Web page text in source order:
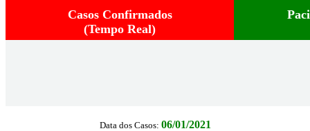
Casos Confirmados
(Tempo Real)
Data dos Casos: 06/01/2021